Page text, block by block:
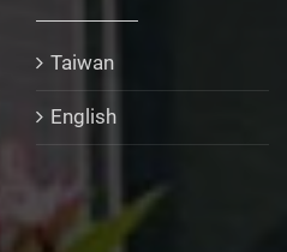
Taiwan
English